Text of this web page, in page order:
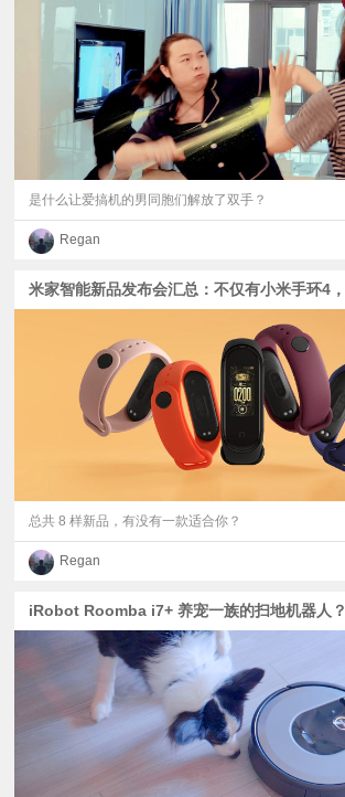
是什么让爱搞机的男同胞们解放了双手？
Regan
总共 8 样新品，有没有一款适合你？
Regan
iRobot Roomba i7+ 养宠一族的扫地机器人？